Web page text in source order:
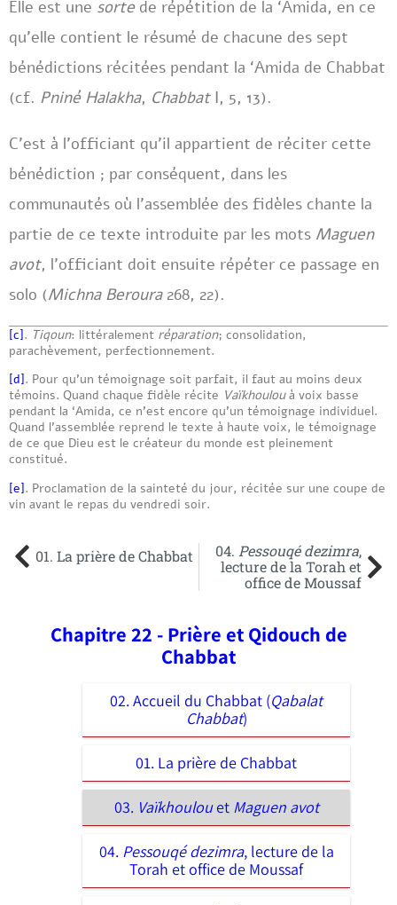
Elle est une sortede répétition de la ‘Amida, en ce
qu’elle contient le résumé de chacune des sept
bénédictions récitées pendant la ‘Amida de Chabbat
(cf. Pniné Halakha, ChabbatI, 5, 13).
C’est à l’officiant qu’il appartient de réciter cette
bénédiction ; par conséquent, dans les
communautés où l’assemblée des fidèles chante la
partie de ce texte introduite par les mots Maguen
avot, l’officiant doit ensuite répéter ce passage en
solo (Michna Beroura268, 22).
[c]. Tiqoun: littéralement réparation; consolidation,
parachèvement, perfectionnement.
[d]. Pour qu’un témoignage soit parfait, il faut au moins deux
témoins. Quand chaque fidèle récite Vaïkhoulouà voix basse
pendant la ‘Amida, ce n’est encore qu’un témoignage individuel.
Quand l’assemblée reprend le texte à haute voix, le témoignage
de ce que Dieu est le créateur du monde est pleinement
constitué.
[e]. Proclamation de la sainteté du jour, récitée sur une coupe de
vin avant le repas du vendredi soir.
01. La prière de Chabbat 04. Pessouqé dezimra,
lecture de la Torah et
office de Moussaf
Chapitre 22 - Prière et Qidouch de
Chabbat
02. Accueil du Chabbat (Qabalat
Chabbat)
01. La prière de Chabbat
03. Vaïkhoulouet Maguen avot
04. Pessouqé dezimra, lecture de la
Torah et office de Moussaf